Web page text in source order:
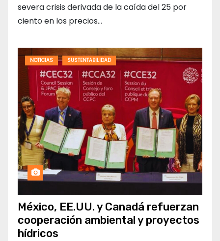
severa crisis derivada de la caída del 25 por
ciento en los precios…
NOTICIAS SUSTENTABILIDAD
México, EE.UU. y Canadá refuerzan
cooperación ambiental y proyectos
hídricos